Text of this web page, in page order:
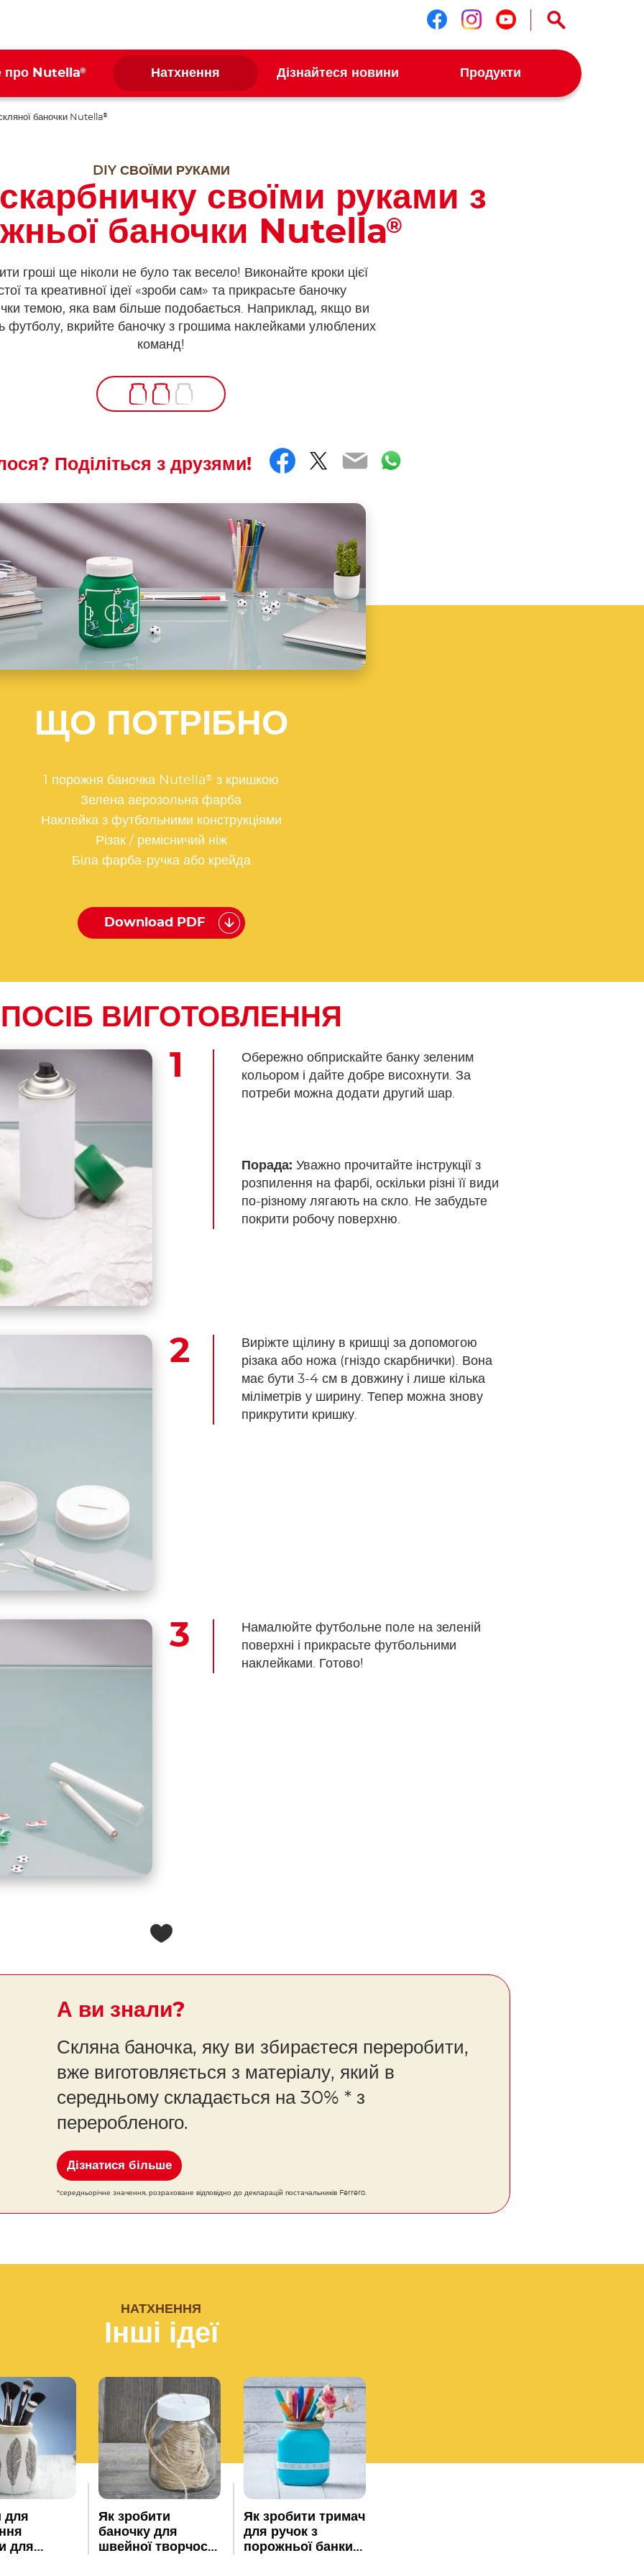
Слідкуйте за нами в
Слідкуйте за
Слідкуйте за
про Nutella® Натхнення Дізнайтеся новини Продукти
скляної баночки Nutella®
DIY СВОЇМИ РУКАМИ
своїми руками з
баночки Nutella®
гроші ще ніколи не було так весело! Виконайте кроки цієї
та креативної ідеї «зроби сам» та прикрасьте баночку
темою, яка вам більше подобається. Наприклад, якщо ви
футболу, вкрийте баночку з грошима наклейками улюблених
команд!
Поділіться з друзями! Facebook
Twitter
EmailWhatsApp
ЩО ПОТРІБНО
1 порожня баночка Nutella® з кришкою
Зелена аерозольна фарба
Наклейка з футбольними конструкціями
Різак / ремісничий ніж
Біла фарба-ручка або крейда
Download PDF
ВИГОТОВЛЕННЯ
Обережно обприскайте банку зеленим
кольором і дайте добре висохнути. За
потреби можна додати другий шар.
Порада: Уважно прочитайте інструкції з
розпилення на фарбі, оскільки різні її види
по-різному лягають на скло. Не забудьте
покрити робочу поверхню.
Виріжте щілину в кришці за допомогою
різака або ножа (гніздо скарбнички). Вона
має бути 3-4 см в довжину і лише кілька
міліметрів у ширину. Тепер можна знову
прикрутити кришку.
Намалюйте футбольне поле на зеленій
поверхні і прикрасьте футбольними
наклейками. Готово!
А ви знали?
Скляна баночка, яку ви збираєтеся переробити,
вже виготовляється з матеріалу, який в
середньому складається на 30% * з
переробленого.
Дізнатися більше
*середньорічне значення, розраховане відповідно до декларацій постачальників Ferrero.
НАТХНЕННЯ
Інші ідеї
для
для
Як зробити
баночку для
швейної творчості
Як зробити тримач
для ручок з
порожньої банки